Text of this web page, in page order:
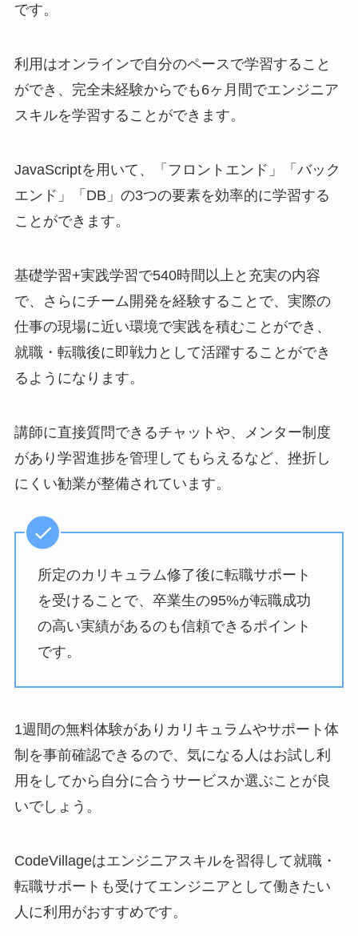
です。
利用はオンラインで自分のペースで学習すること
ができ、完全未経験からでも6ヶ月間でエンジニア
スキルを学習することができます。
JavaScriptを用いて、「フロントエンド」「バック
エンド」「DB」の3つの要素を効率的に学習する
ことができます。
基礎学習+実践学習で540時間以上と充実の内容
で、さらにチーム開発を経験することで、実際の
仕事の現場に近い環境で実践を積むことができ、
就職・転職後に即戦力として活躍することができ
るようになります。
講師に直接質問できるチャットや、メンター制度
があり学習進捗を管理してもらえるなど、挫折し
にくい勧業が整備されています。
所定のカリキュラム修了後に転職サポート
を受けることで、卒業生の95%が転職成功
の高い実績があるのも信頼できるポイント
です。
1週間の無料体験がありカリキュラムやサポート体
制を事前確認できるので、気になる人はお試し利
用をしてから自分に合うサービスか選ぶことが良
いでしょう。
CodeVillageはエンジニアスキルを習得して就職・
転職サポートも受けてエンジニアとして働きたい
人に利用がおすすめです。